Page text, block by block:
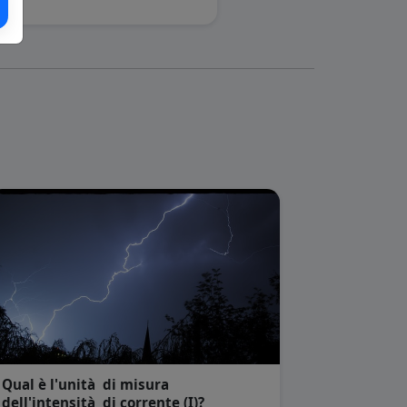
Qual è l'unità di misura
dell'intensità di corrente (I)?